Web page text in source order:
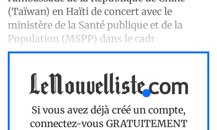
(Taïwan) en Haïti de concert avec le
ministère de la Santé publique et de la
Population (MSPP) dans le cadr
Si vous avez déjà créé un compte,
connectez-vous GRATUITEMENT